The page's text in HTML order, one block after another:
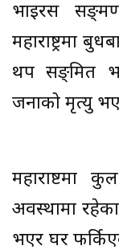
भाइरस
महाराष्ट्रमा
थप
जनाको मृत्यु
महाराष्टमा
अवस्थामा
भएर घर